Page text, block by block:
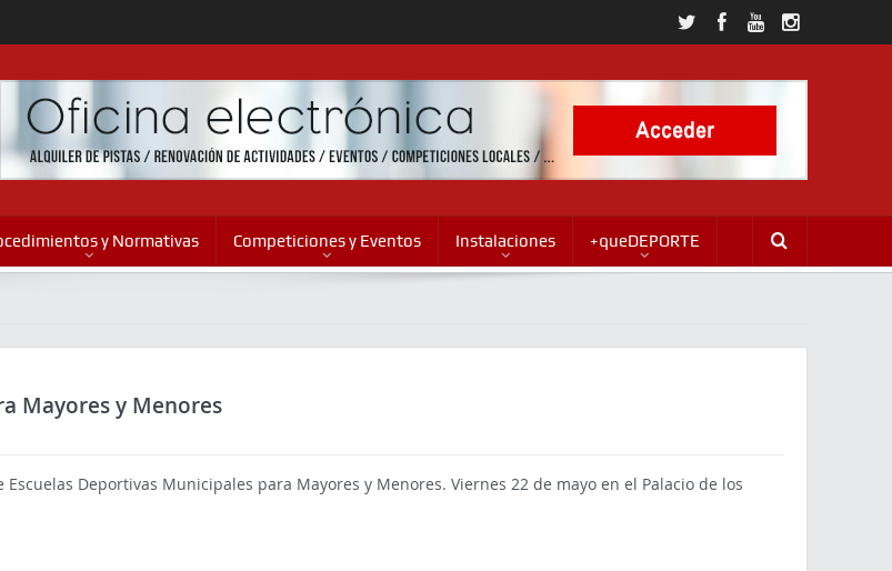
y Normativas Competiciones y Eventos Instalaciones +queDEPORTE
Mayores y Menores
Deportivas Municipales para Mayores y Menores. Viernes 22 de mayo en el Palacio de los